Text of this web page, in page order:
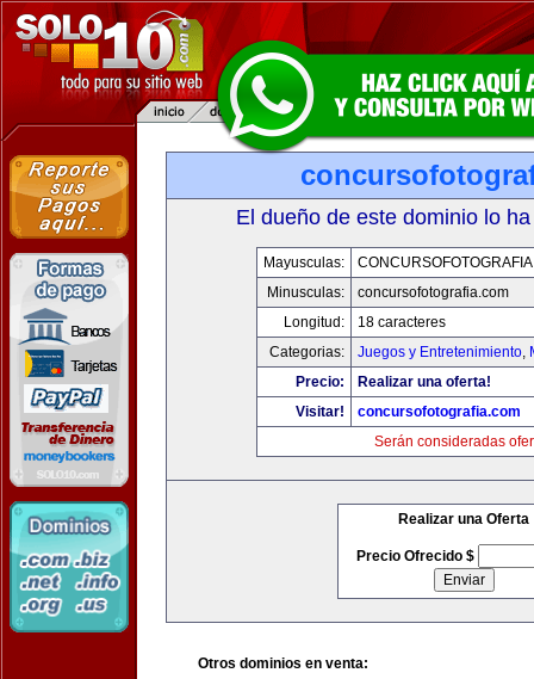
El dueño de este dominio lo
Mayusculas:
Minusculas:
concursofotografia.com
Longitud:
18 caracteres
Categorias:
Juegos y Entretenimiento,
Precio:
Realizar una oferta!
Visitar!
concursofotografia.com
Serán consideradas
Realizar una Oferta
Precio Ofrecido $
Otros dominios en venta: